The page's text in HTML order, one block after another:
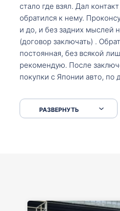
стало где взял. Дал
обратился к нему.
и до, и без задних мыслей
(договор заключать) .
постоянная, без всякой
рекомендую. После
покупки с Японии авто, по
что заполнить, куда зайти,
приехал за авто. Меня
РАЗВЕРНУТЬ